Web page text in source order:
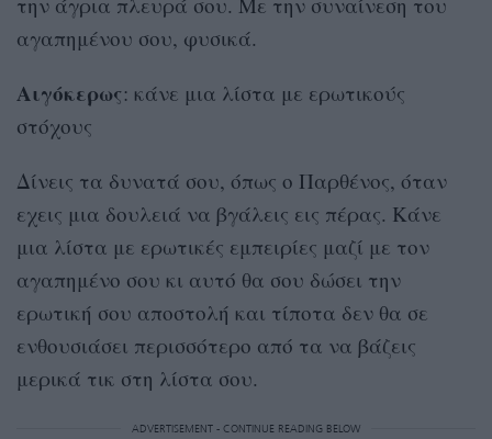
αγαπημένου σου, φυσικά.
Αιγόκερως: κάνε μια λίστα με ερωτικούς
στόχους
Δίνεις τα δυνατά σου, όπως ο Παρθένος, όταν
εχεις μια δουλειά να βγάλεις εις πέρας. Κάνε
μια λίστα με ερωτικές εμπειρίες μαζί με τον
αγαπημένο σου κι αυτό θα σου δώσει την
ερωτική σου αποστολή και τίποτα δεν θα σε
ενθουσιάσει περισσότερο από τα να βάζεις
μερικά τικ στη λίστα σου.
ADVERTISEMENT - CONTINUE READING BELOW